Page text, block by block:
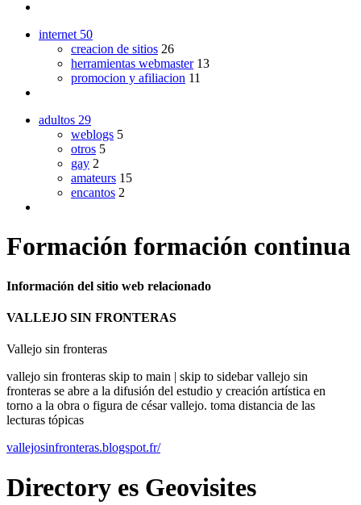
internet 50
creacion de sitios 26
herramientas webmaster 13
promocion y afiliacion 11
adultos 29
weblogs 5
otros 5
gay 2
amateurs 15
encantos 2
Formación formación continua
Información del sitio web relacionado
VALLEJO SIN FRONTERAS
Vallejo sin fronteras
vallejo sin fronteras skip to main | skip to sidebar vallejo sin
fronteras se abre a la difusión del estudio y creación artística en
torno a la obra o figura de césar vallejo. toma distancia de las
lecturas tópicas
vallejosinfronteras.blogspot.fr/
Directory es Geovisites